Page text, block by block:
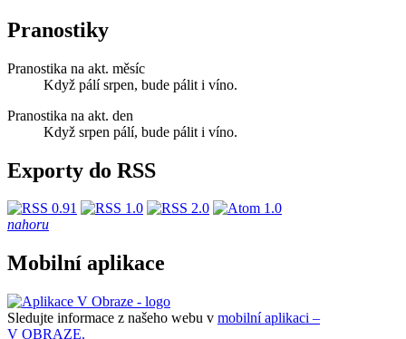
Pranostiky
Pranostika na akt. měsíc
Když pálí srpen, bude pálit i víno.
Pranostika na akt. den
Když srpen pálí, bude pálit i víno.
Exporty do RSS
nahoru
Mobilní aplikace
Sledujte informace z našeho webu v mobilní aplikaci –
V OBRAZE.